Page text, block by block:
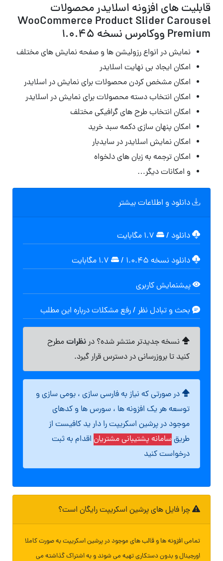
قابلیت های افزونه اسلایدر محصولات
WooCommerce Product Slider Carousel
Premium ووکامرس نسخه ۱.۰.۴۵
نمایش در انواع رزولیشن ها و صفحه نمایش های مختلف
امکان ایجاد بی نهایت اسلایدر
امکان مشخص کردن محصولات برای نمایش در اسلایدر
امکان انتخاب دسته محصولات برای نمایش در اسلایدر
امکان انتخاب طرح های گرافیکی مختلف
امکان پنهان سازی دکمه سبد خرید
امکان نمایش اسلایدر در سایدبار
امکان ترجمه به زبان های دلخواه
و امکانات دیگر…
دانلود و اطلاعات بیشتر
دانلود /
دانلود نسخه ۱.۰.۴۵ /
پیشنمایش کاربری
بحث و تبادل نظر / رفع مشکلات درباره این مطلب
نسخه جدیدتر منتشر شده؟ درنظراتمطرح
کنید تا بروزرسانی در دسترس قرار گیرد.
در صورتی که نیاز به فارسی سازی ، بومی سازی و
توسعه هر یک افزونه ها ، سورس ها و کدهای
موجود در پرشین اسکریپت را دار ید کافیست از
طریقسامانه پشتیبانی مشتریان اقدام به ثبت
درخواست کنید
چرا فایل های پرشین اسکریپت رایگان است؟
تمامی افزونه ها و قالب های موجود در پرشین اسکریپت به صورت کاملا
اورجینال و بدون دستکاری تهیه می شوند و به اشتراک گذاشته می